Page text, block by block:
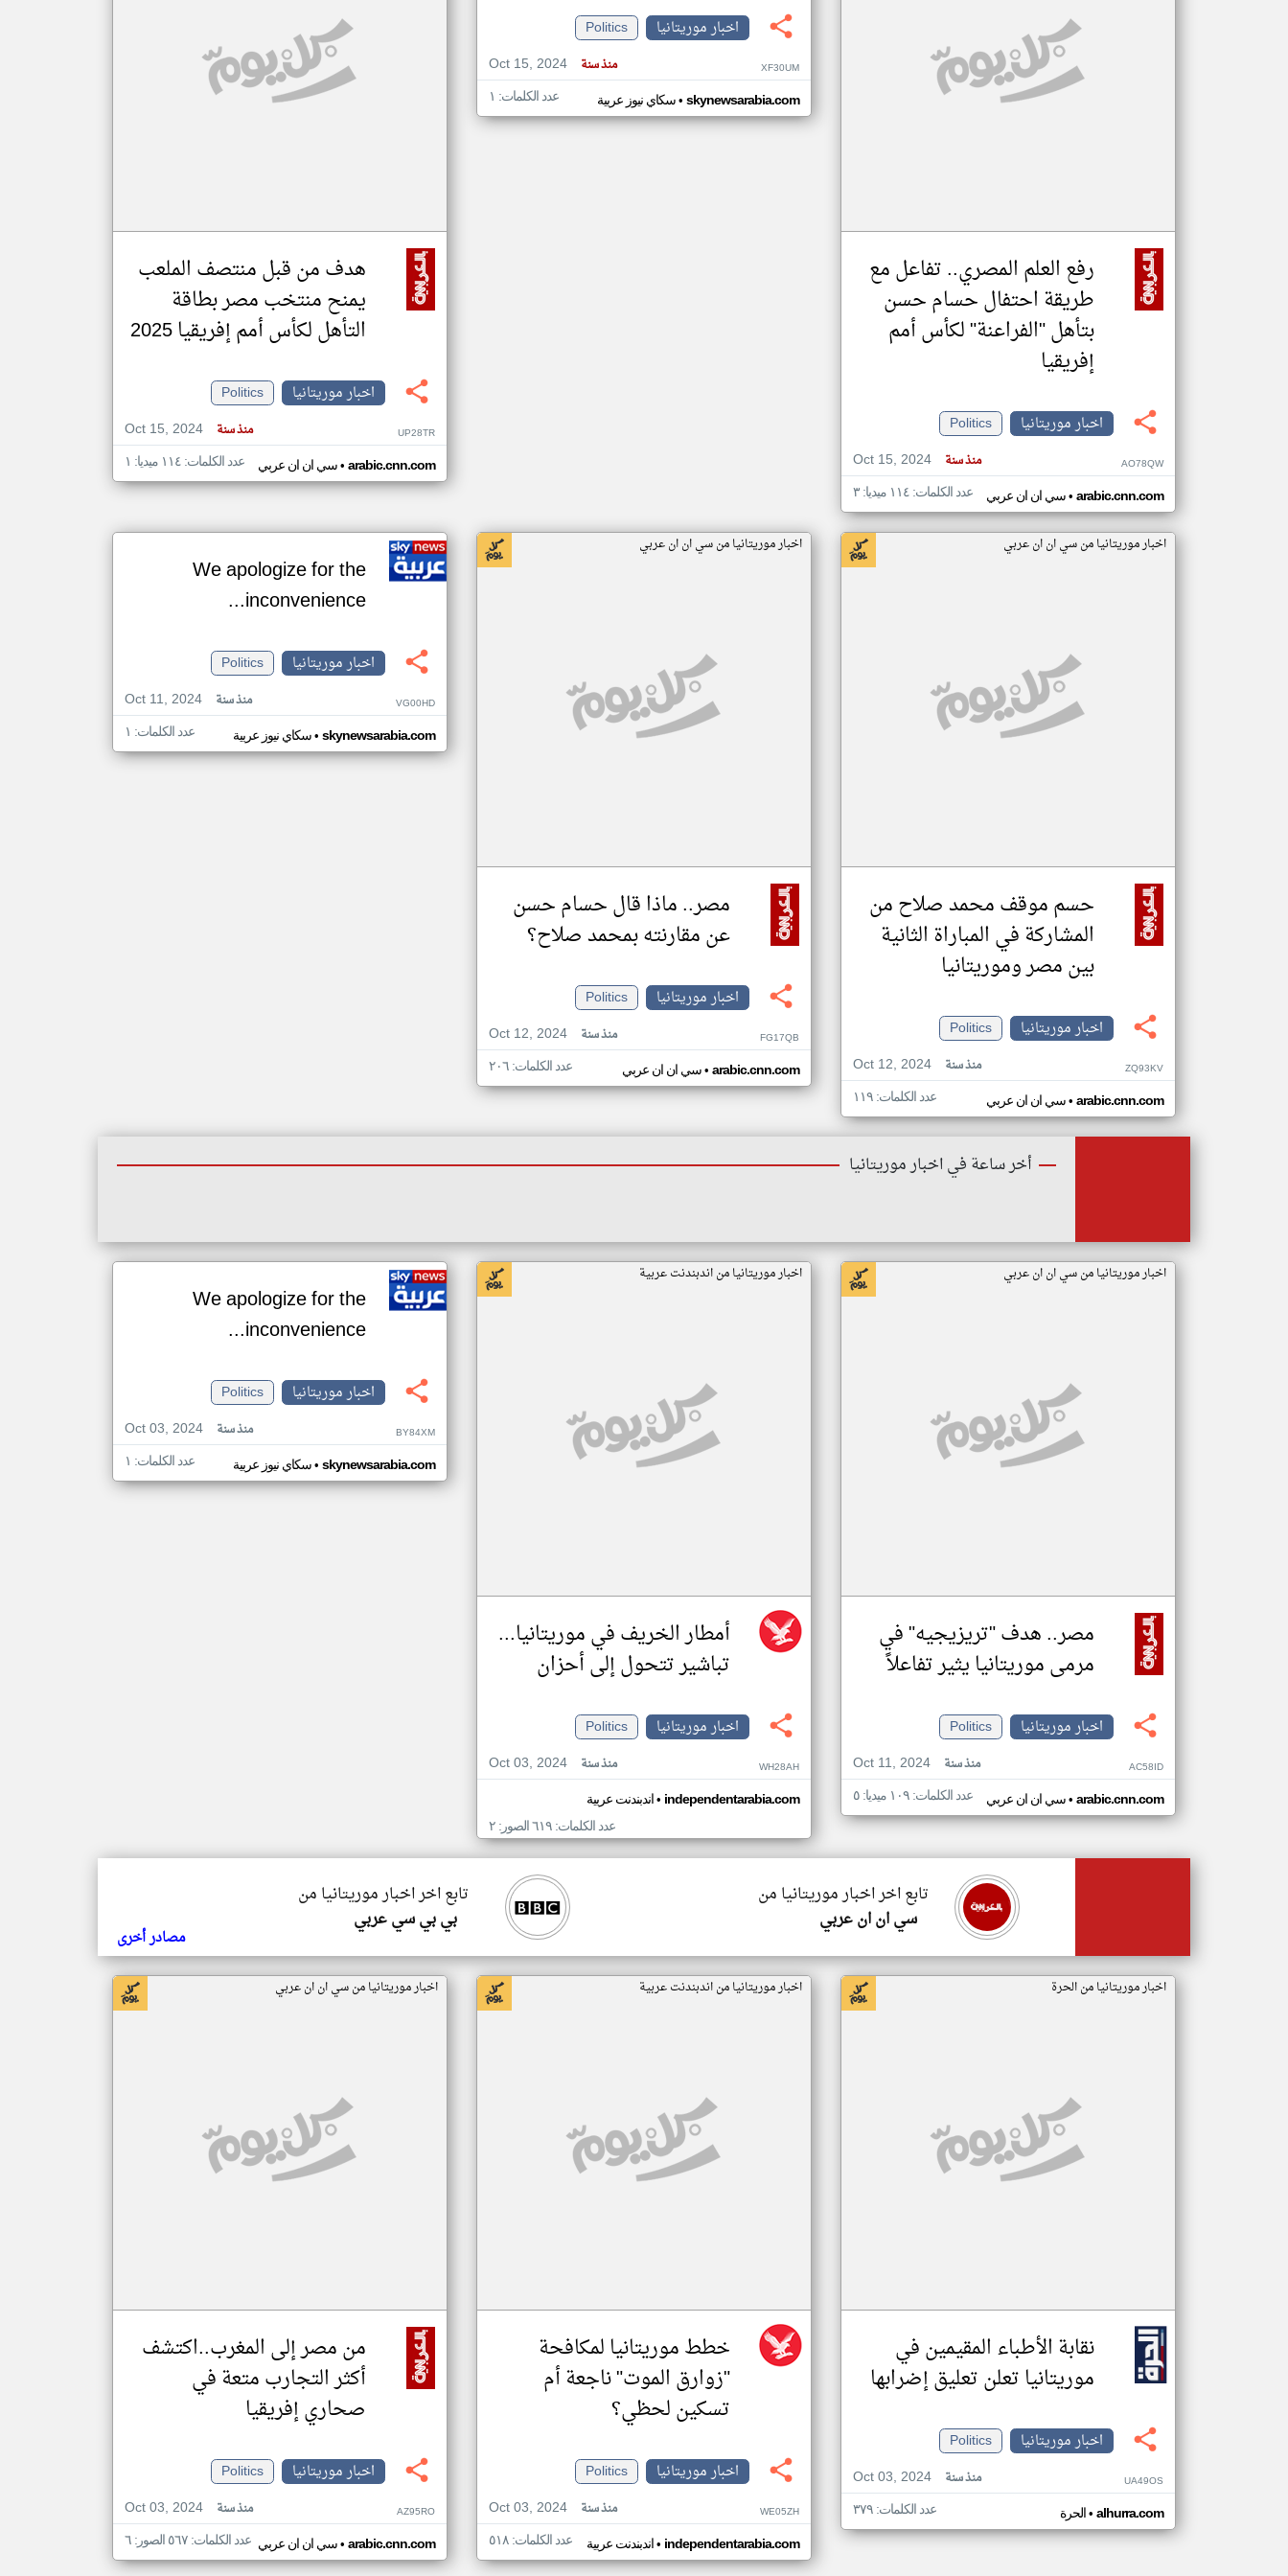
مصادر الأخبار من موريتانيا
رفع العلم المصري.. تفاعل مع
طريقة احتفال حسام حسن
بتأهل "الفراعنة" لكأس أمم
إفريقيا
اخبار موريتانيا
Politics
Oct 15, 2024
منذ سنة AO78QW
سي ان ان عربي• arabic.cnn.com عدد الكلمات: ١١٤ ميديا: ٣
اخبار موريتانيا
Politics
Oct 15, 2024
منذ سنة XF30UM
سكاي نيوز عربية• skynewsarabia.com عدد الكلمات: ١
هدف من قبل منتصف الملعب
يمنح منتخب مصر بطاقة
التأهل لكأس أمم إفريقيا 2025
اخبار موريتانيا
Politics
Oct 15, 2024
منذ سنة UP28TR
سي ان ان عربي• arabic.cnn.com عدد الكلمات: ١١٤ ميديا: ١
اخبار موريتانيا من سي ان ان عربي
حسم موقف محمد صلاح من
المشاركة في المباراة الثانية
بين مصر وموريتانيا
اخبار موريتانيا
Politics
Oct 12, 2024
منذ سنة ZQ93KV
سي ان ان عربي• arabic.cnn.com عدد الكلمات: ١١٩
اخبار موريتانيا من سي ان ان عربي
مصر.. ماذا قال حسام حسن
عن مقارنته بمحمد صلاح؟
اخبار موريتانيا
Politics
Oct 12, 2024
منذ سنة FG17QB
سي ان ان عربي• arabic.cnn.com عدد الكلمات: ٢٠٦
We apologize for the
inconvenience...
اخبار موريتانيا
Politics
Oct 11, 2024
منذ سنة VG00HD
سكاي نيوز عربية• skynewsarabia.com عدد الكلمات: ١
أخر ساعة في اخبار موريتانيا
اخبار موريتانيا من سي ان ان عربي
مصر.. هدف "تريزيجيه" في
مرمى موريتانيا يثير تفاعلاً
اخبار موريتانيا
Politics
Oct 11, 2024
منذ سنة AC58ID
سي ان ان عربي• arabic.cnn.com عدد الكلمات: ١٠٩ ميديا: ٥
اخبار موريتانيا من اندبندنت عربية
أمطار الخريف في موريتانيا...
تباشير تتحول إلى أحزان
اخبار موريتانيا
Politics
Oct 03, 2024
منذ سنة WH28AH
اندبندنت عربية• independentarabia.com
عدد الكلمات: ٦١٩ الصور: ٢
We apologize for the
inconvenience...
اخبار موريتانيا
Politics
Oct 03, 2024
منذ سنة BY84XM
سكاي نيوز عربية• skynewsarabia.com عدد الكلمات: ١
تابع اخر اخبار موريتانيا من
بي بي سي عربي
تابع اخر اخبار موريتانيا من
سي ان ان عربي
مصادر أخرى
اخبار موريتانيا من الحرة
نقابة الأطباء المقيمين في
موريتانيا تعلن تعليق إضرابها
اخبار موريتانيا
Politics
Oct 03, 2024
منذ سنة UA49OS
الحرة• alhurra.com عدد الكلمات: ٣٧٩
اخبار موريتانيا من اندبندنت عربية
خطط موريتانيا لمكافحة
"زوارق الموت" ناجعة أم
تسكين لحظي؟
اخبار موريتانيا
Politics
Oct 03, 2024
منذ سنة WE05ZH
اندبندنت عربية• independentarabia.com عدد الكلمات: ٥١٨
اخبار موريتانيا من سي ان ان عربي
من مصر إلى المغرب..اكتشف
أكثر التجارب متعة في
صحاري إفريقيا
اخبار موريتانيا
Politics
Oct 03, 2024
منذ سنة AZ95RO
سي ان ان عربي• arabic.cnn.com عدد الكلمات: ٥٦٧ الصور: ٦